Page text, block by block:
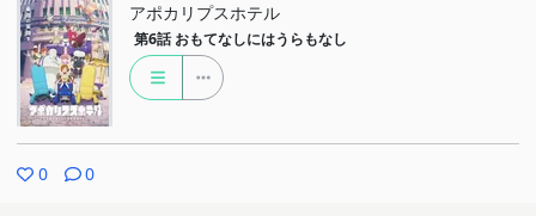
アポカリプスホテル
第6話 おもてなしにはうらもなし
0 0